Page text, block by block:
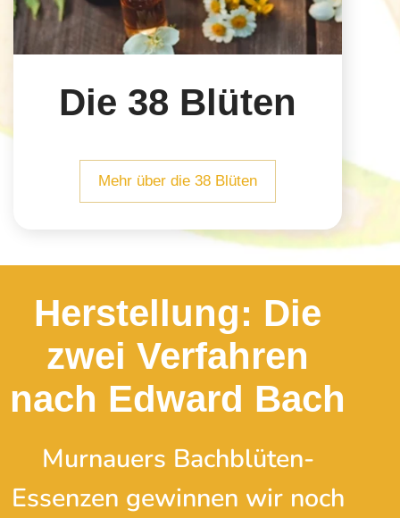
Die 38 Blüten
Mehr über die 38 Blüten
Herstellung: Die
zwei Verfahren
nach Edward Bach
Murnauers Bachblüten-
Essenzen gewinnen wir noch